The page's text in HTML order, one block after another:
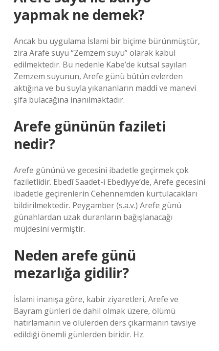
yapmak ne demek?
Ancak bu uygulama İslami bir biçime bürünmüştür,
zira Arafe suyu “Zemzem suyu” olarak kabul
edilmektedir. Bu nedenle Kabe’de kutsal sayılan
Zemzem suyunun, Arefe günü bütün evlerden
aktığına ve bu suyla yıkananların maddi ve manevi
şifa bulacağına inanılmaktadır.
Arefe gününün fazileti
nedir?
Arefe gününü ve gecesini ibadetle geçirmek çok
faziletlidir. Ebedî Saadet-i Ebediyye’de, Arefe gecesini
ibadetle geçirenlerin Cehennemden kurtulacakları
bildirilmektedir. Peygamber (s.a.v.) Arefe günü
günahlardan uzak duranların bağışlanacağı
müjdesini vermiştir.
Neden arefe günü
mezarlığa gidilir?
İslami inanışa göre, kabir ziyaretleri, Arefe ve
Bayram günleri de dahil olmak üzere, ölümü
hatırlamanın ve ölülerden ders çıkarmanın tavsiye
edildiği önemli günlerden biridir. Hz.